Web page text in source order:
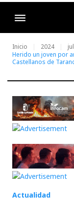
Inicio 2024
Herido un joven por
Castellanos de
Actualidad